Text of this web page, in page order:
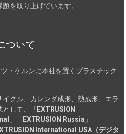
を取り上げています。
ついて
・ケルンに本社を置くプラスチック
クル、カレンダ成形、熱成形、エラ
して、「 EXTRUSION 」
」「 EXTRUSION Russia 」
International USA（デジタ